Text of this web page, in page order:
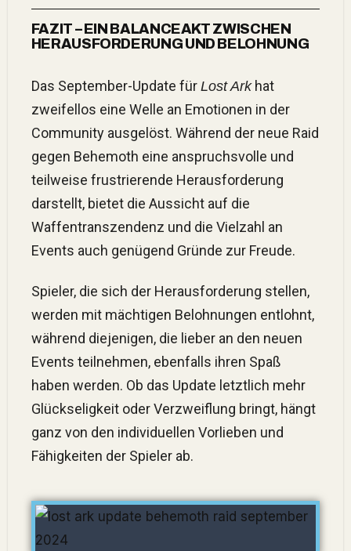
FAZIT – EIN BALANCEAKT ZWISCHEN
HERAUSFORDERUNG UND BELOHNUNG
Das September-Update für Lost Arkhat
zweifellos eine Welle an Emotionen in der
Community ausgelöst. Während der neue Raid
gegen Behemoth eine anspruchsvolle und
teilweise frustrierende Herausforderung
darstellt, bietet die Aussicht auf die
Waffentranszendenz und die Vielzahl an
Events auch genügend Gründe zur Freude.
Spieler, die sich der Herausforderung stellen,
werden mit mächtigen Belohnungen entlohnt,
während diejenigen, die lieber an den neuen
Events teilnehmen, ebenfalls ihren Spaß
haben werden. Ob das Update letztlich mehr
Glückseligkeit oder Verzweiflung bringt, hängt
ganz von den individuellen Vorlieben und
Fähigkeiten der Spieler ab.